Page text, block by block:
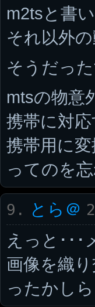
m2tsと書
それ以外
そうだっ
mtsの物意
携帯に対
携帯用に変
ってのを
9. とら＠
えっと･･･
画像を織
ったかし